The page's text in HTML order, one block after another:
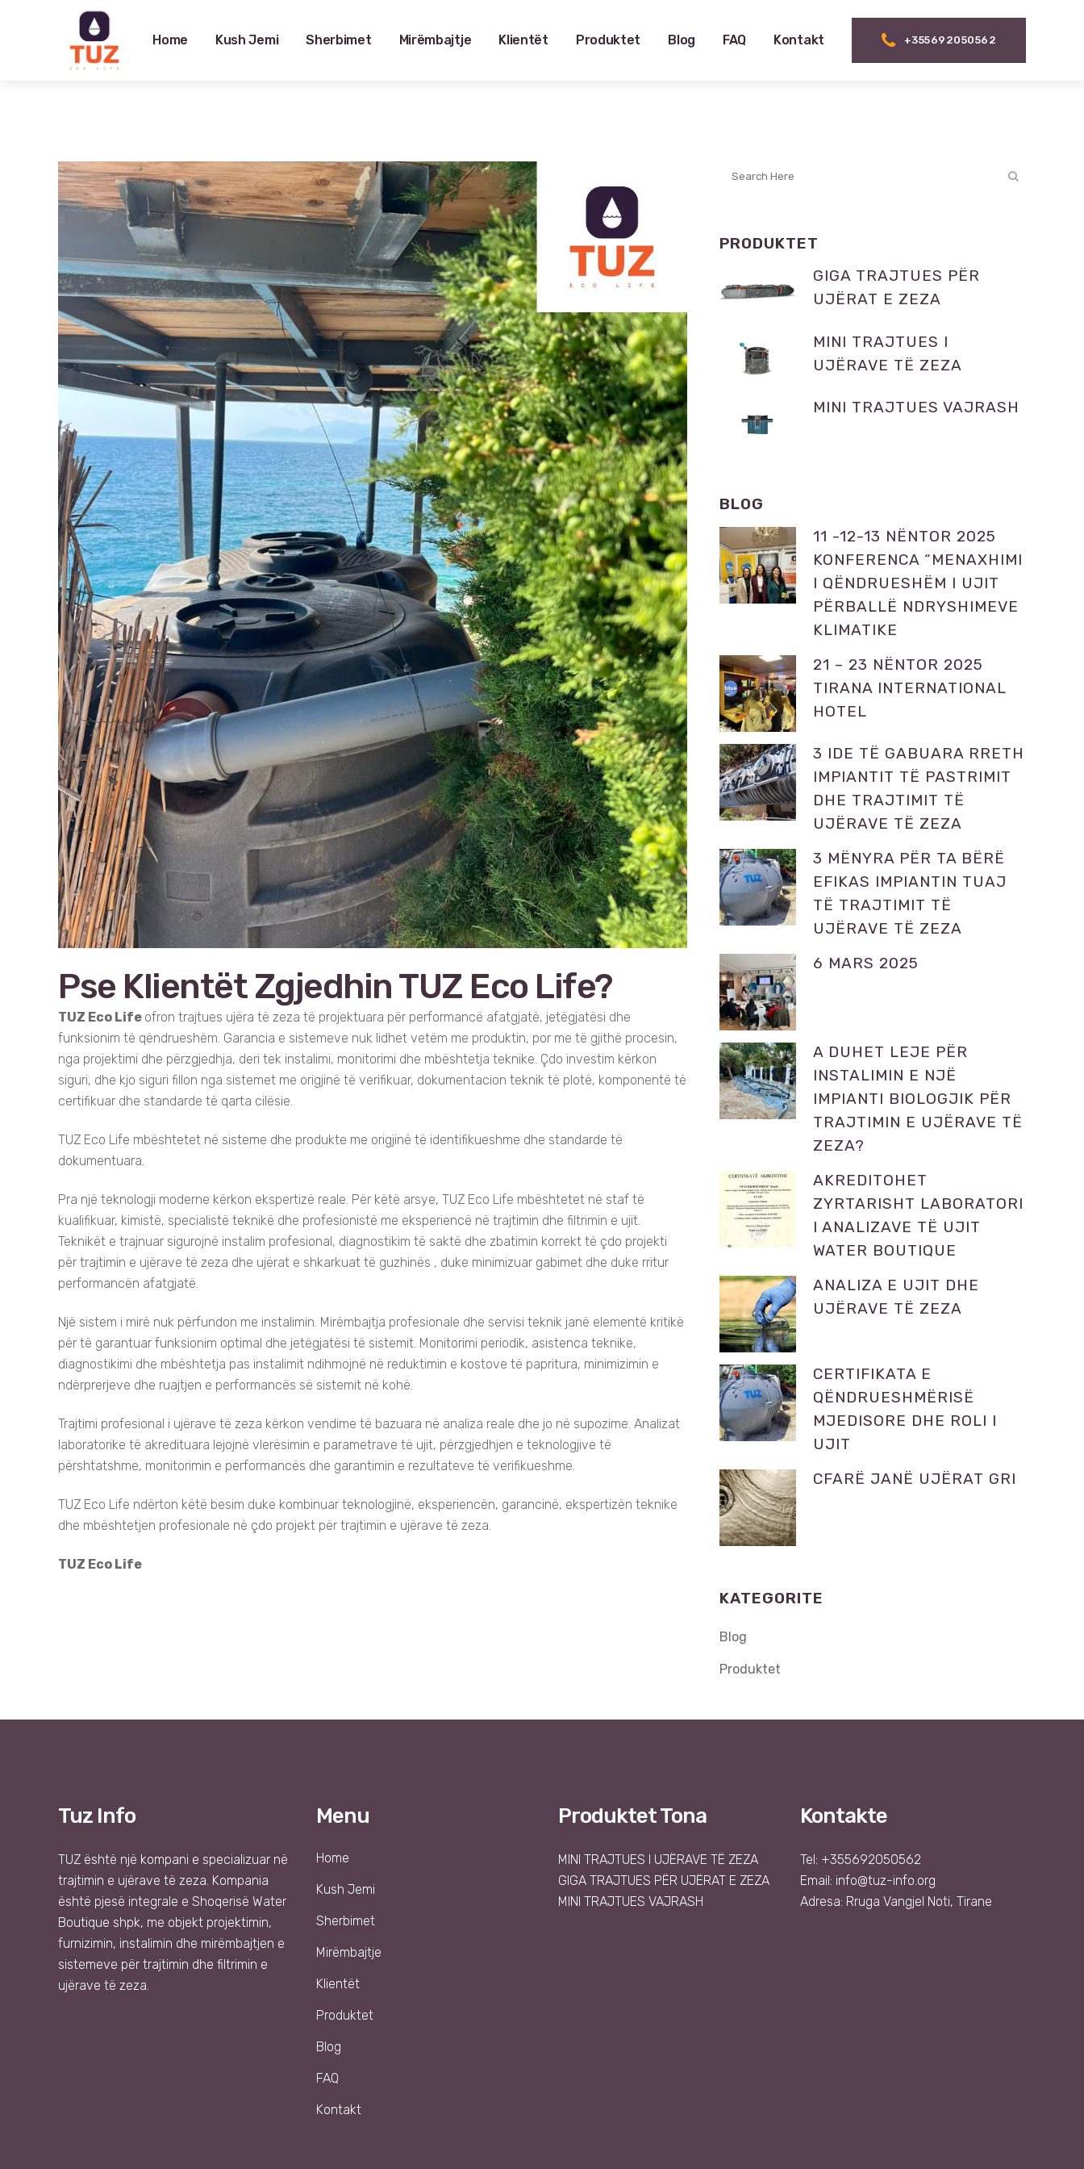
+355692050562
Home Kush Jemi Sherbimet Mirëmbajtje Klientët Produktet Blog FAQ Kontakt
Pse Klientët Zgjedhin TUZ Eco Life?
TUZ Eco Life ofron trajtues ujëra të zeza të projektuara për performancë afatgjatë, jetëgjatësi dhe
funksionim të qëndrueshëm. Garancia e sistemeve nuk lidhet vetëm me produktin, por me të gjithë procesin,
nga projektimi dhe përzgjedhja, deri tek instalimi, monitorimi dhe mbështetja teknike. Çdo investim kërkon
siguri, dhe kjo siguri fillon nga sistemet me origjinë të verifikuar, dokumentacion teknik të plotë, komponentë të
certifikuar dhe standarde të qarta cilësie.
TUZ Eco Life mbështetet në sisteme dhe produkte me origjinë të identifikueshme dhe standarde të
dokumentuara.
Pra një teknologji moderne kërkon ekspertizë reale. Për këtë arsye, TUZ Eco Life mbështetet në staf të
kualifikuar, kimistë, specialistë teknikë dhe profesionistë me eksperiencë në trajtimin dhe filtrimin e ujit.
Teknikët e trajnuar sigurojnë instalim profesional, diagnostikim të saktë dhe zbatimin korrekt të çdo projekti
për trajtimin e ujërave të zeza dhe ujërat e shkarkuat të guzhinës , duke minimizuar gabimet dhe duke rritur
performancën afatgjatë.
Një sistem i mirë nuk përfundon me instalimin. Mirëmbajtja profesionale dhe servisi teknik janë elementë kritikë
për të garantuar funksionim optimal dhe jetëgjatësi të sistemit. Monitorimi periodik, asistenca teknike,
diagnostikimi dhe mbështetja pas instalimit ndihmojnë në reduktimin e kostove të papritura, minimizimin e
ndërprerjeve dhe ruajtjen e performancës së sistemit në kohë.
Trajtimi profesional i ujërave të zeza kërkon vendime të bazuara në analiza reale dhe jo në supozime. Analizat
laboratorike të akredituara lejojnë vlerësimin e parametrave të ujit, përzgjedhjen e teknologjive të
përshtatshme, monitorimin e performancës dhe garantimin e rezultateve të verifikueshme.
TUZ Eco Life ndërton këtë besim duke kombinuar teknologjinë, eksperiencën, garancinë, ekspertizën teknike
dhe mbështetjen profesionale në çdo projekt për trajtimin e ujërave të zeza.
TUZ Eco Life
PRODUKTET
GIGA TRAJTUES PËR
UJËRAT E ZEZA
MINI TRAJTUES I
UJËRAVE TË ZEZA
MINI TRAJTUES VAJRASH
BLOG
11 -12-13 NËNTOR 2025
KONFERENCA “MENAXHIMI
I QËNDRUESHËM I UJIT
PËRBALLË NDRYSHIMEVE
KLIMATIKE
21 – 23 NËNTOR 2025
TIRANA INTERNATIONAL
HOTEL
3 IDE TË GABUARA RRETH
IMPIANTIT TË PASTRIMIT
DHE TRAJTIMIT TË
UJËRAVE TË ZEZA
3 MËNYRA PËR TA BËRË
EFIKAS IMPIANTIN TUAJ
TË TRAJTIMIT TË
UJËRAVE TË ZEZA
6 MARS 2025
A DUHET LEJE PËR
INSTALIMIN E NJË
IMPIANTI BIOLOGJIK PËR
TRAJTIMIN E UJËRAVE TË
ZEZA?
AKREDITOHET
ZYRTARISHT LABORATORI
I ANALIZAVE TË UJIT
WATER BOUTIQUE
ANALIZA E UJIT DHE
UJËRAVE TË ZEZA
CERTIFIKATA E
QËNDRUESHMËRISË
MJEDISORE DHE ROLI I
UJIT
CFARË JANË UJËRAT GRI
KATEGORITE
Blog
Produktet
Tuz Info
TUZ është një kompani e specializuar në
trajtimin e ujërave të zeza. Kompania
është pjesë integrale e Shoqerisë Water
Boutique shpk, me objekt projektimin,
furnizimin, instalimin dhe mirëmbajtjen e
sistemeve për trajtimin dhe filtrimin e
ujërave të zeza.
Menu
Home
Kush Jemi
Sherbimet
Mirëmbajtje
Klientët
Produktet
Blog
FAQ
Kontakt
Produktet Tona
MINI TRAJTUES I UJËRAVE TË ZEZA
GIGA TRAJTUES PËR UJËRAT E ZEZA
MINI TRAJTUES VAJRASH
Kontakte
Tel: +355692050562
Email: info@tuz-info.org
Adresa: Rruga Vangjel Noti, Tirane